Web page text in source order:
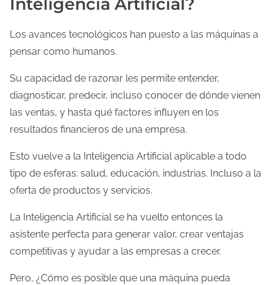
Inteligencia Artificial?
Los avances tecnológicos han puesto a las máquinas a
pensar como humanos.
Su capacidad de razonar les permite entender,
diagnosticar, predecir, incluso conocer de dónde vienen
las ventas, y hasta qué factores influyen en los
resultados financieros de una empresa.
Esto vuelve a la Inteligencia Artificial aplicable a todo
tipo de esferas: salud, educación, industrias. Incluso a la
oferta de productos y servicios.
La Inteligencia Artificial se ha vuelto entonces la
asistente perfecta para generar valor, crear ventajas
competitivas y ayudar a las empresas a crecer.
Pero, ¿Cómo es posible que una máquina pueda